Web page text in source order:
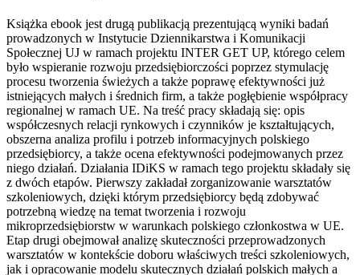
Książka ebook jest drugą publikacją prezentującą wyniki badań
prowadzonych w Instytucie Dziennikarstwa i Komunikacji
Społecznej UJ w ramach projektu INTER GET UP, którego celem
było wspieranie rozwoju przedsiębiorczości poprzez stymulację
procesu tworzenia świeżych a także poprawę efektywności już
istniejących małych i średnich firm, a także pogłębienie współpracy
regionalnej w ramach UE. Na treść pracy składają się: opis
współczesnych relacji rynkowych i czynników je kształtujących,
obszerna analiza profilu i potrzeb informacyjnych polskiego
przedsiębiorcy, a także ocena efektywności podejmowanych przez
niego działań. Działania IDiKS w ramach tego projektu składały się
z dwóch etapów. Pierwszy zakładał zorganizowanie warsztatów
szkoleniowych, dzięki którym przedsiębiorcy będą zdobywać
potrzebną wiedzę na temat tworzenia i rozwoju
mikroprzedsiębiorstw w warunkach polskiego członkostwa w UE.
Etap drugi obejmował analizę skuteczności przeprowadzonych
warsztatów w kontekście doboru właściwych treści szkoleniowych,
jak i opracowanie modelu skutecznych działań polskich małych a